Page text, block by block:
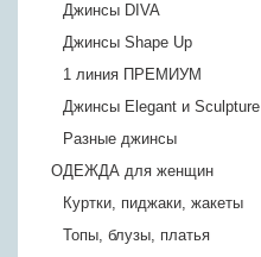
Джинсы DIVA
Джинсы Shape Up
1 линия ПРЕМИУМ
Джинсы Elegant и Sculpture
Разные джинсы
ОДЕЖДА для женщин
Куртки, пиджаки, жакеты
Топы, блузы, платья